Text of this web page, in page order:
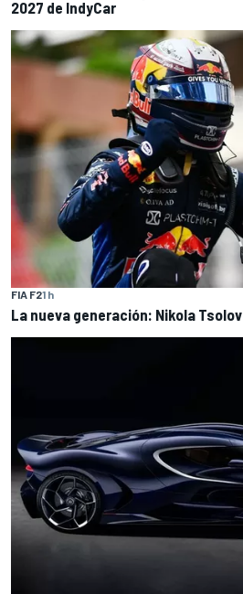
2027 de IndyCar
FIA F21 h
La nueva generación: Nikola Tsolov